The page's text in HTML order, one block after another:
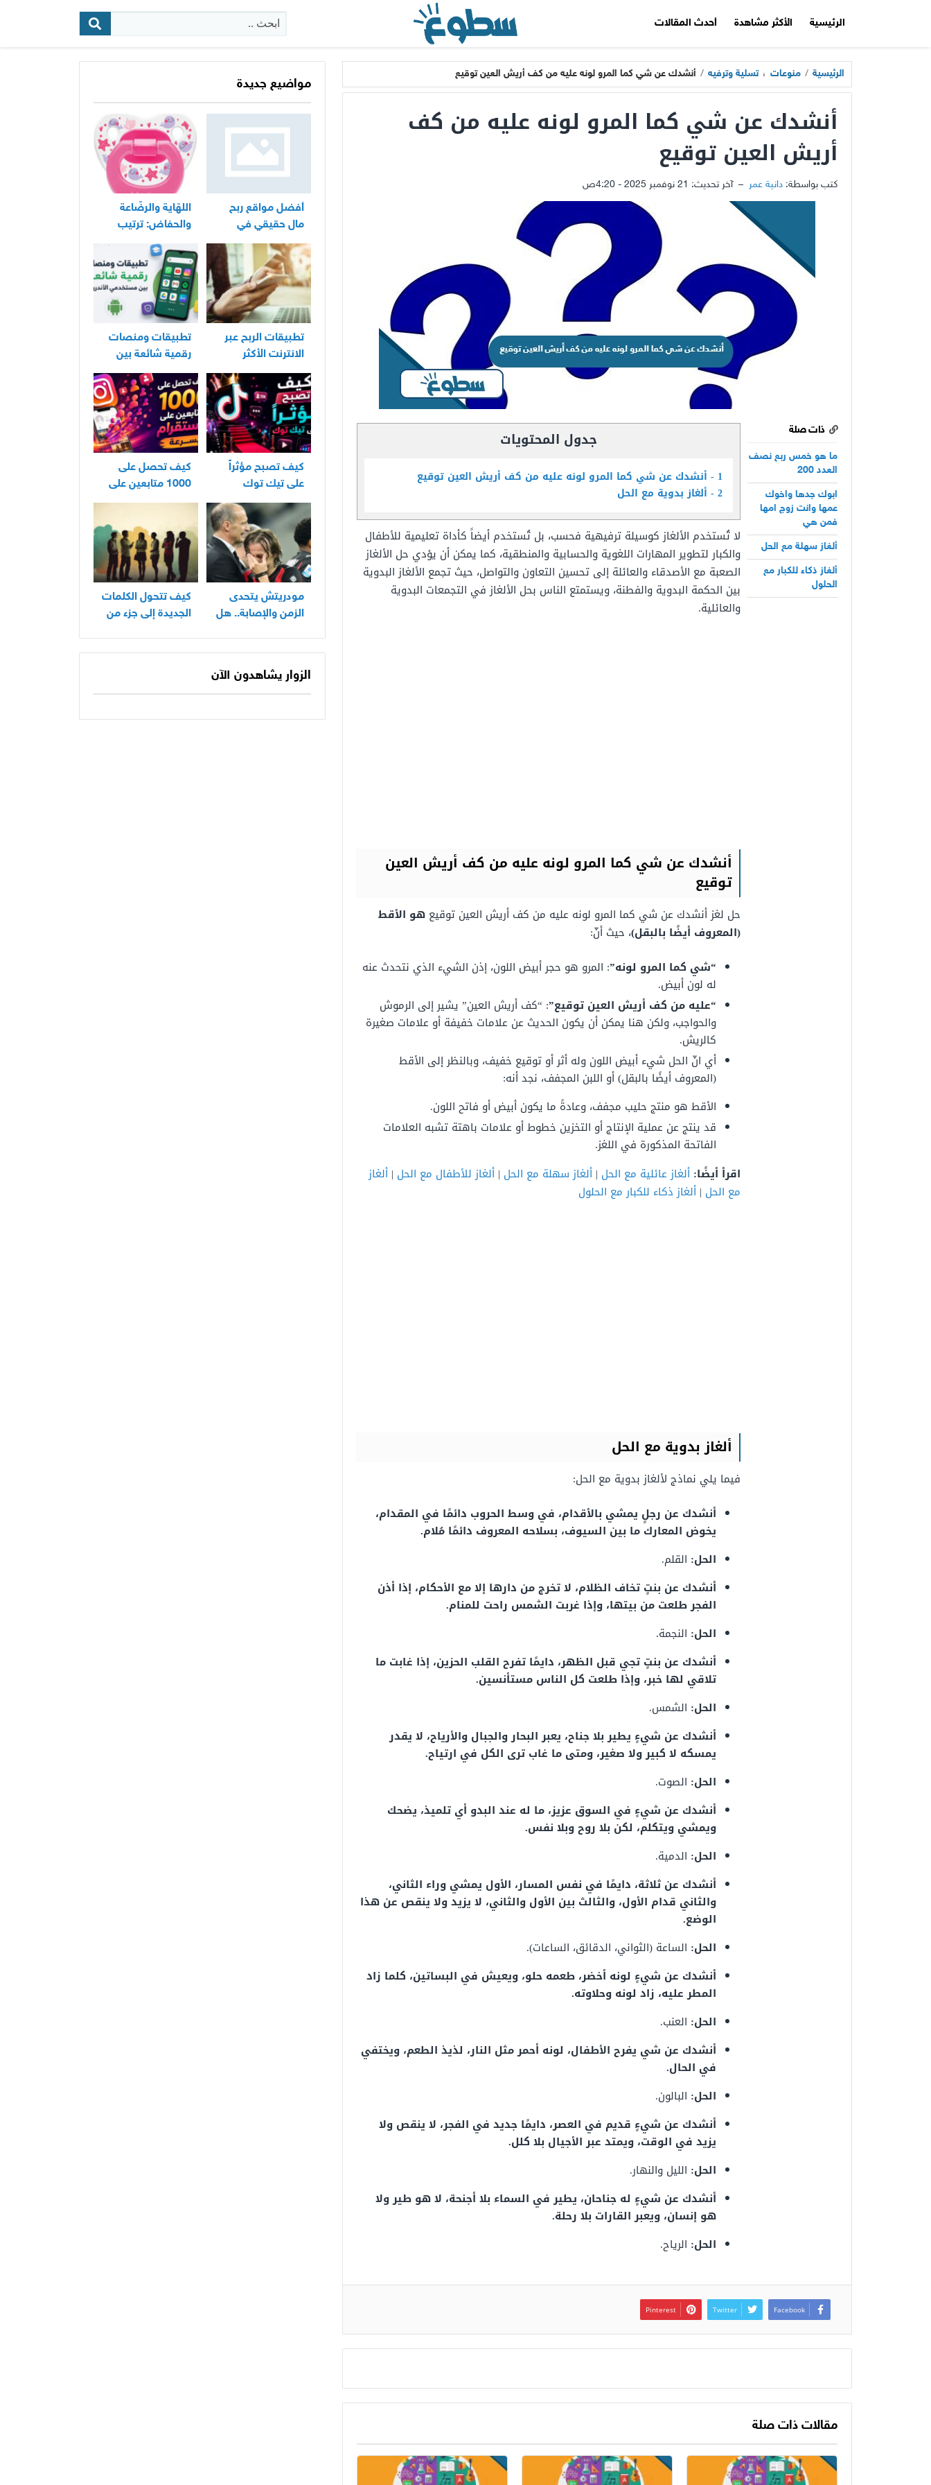
الرئيسية الأكثر مشاهدة أحدث المقالات
البحث:
الرئيسية / منوعات ، تسلية وترفيه / أنشدك عن شي كما المرو لونه عليه من كف أريش العين توقيع
أنشدك عن شي كما المرو لونه عليه من كف
أريش العين توقيع
كتب بواسطة: دانية عمر – آخر تحديث: 21 نوفمبر 2025 - 4:20ص
ذات صلة
ما هو خمس ربع نصف
العدد 200
ابوك جدها واخوك
عمها وانت زوج امها
فمن هي
ألغاز سهلة مع الحل
ألغاز ذكاء للكبار مع
الحلول
جدول المحتويات
1
أنشدك عن شي كما المرو لونه عليه من كف أريش العين توقيع
2 ألغاز بدوية مع الحل
لاتُستخدم الألغازكوسيلة ترفيهية فحسب، بل تُستخدم أيضاً كأداة تعليمية للأطفال
والكبار لتطويرالمهارات اللغوية والحسابية والمنطقية، كما يمكن أن يؤدي حل الألغاز
الصعبة مع الأصدقاء والعائلة إلى تحسين التعاون والتواصل، حيث تجمع الألغاز البدوية
بين الحكمة البدوية والفطنة، ويستمتع الناس بحل الألغازفي التجمعات البدوية
والعائلية.
أنشدك عن شي كما المرو لونه عليه من كف أريش العين
توقيع
حل لغز أنشدك عن شي كما المرو لونه عليه من كف أريش العين توقيع هو الأقط
(المعروف أيضًا بالبقل)، حيث أنّ:
“شي كما المرو لونه”: المرو هو حجر أبيض اللون، إذن الشيء الذي نتحدث عنه
له لون أبيض.
“عليه من كف أريش العين توقيع”: “كف أريش العين” يشير إلى الرموش
والحواجب، ولكن هنا يمكن أن يكون الحديث عن علامات خفيفة أو علامات صغيرة
كالريش.
أي انّ الحل شيء أبيض اللون وله أثر أو توقيع خفيف، وبالنظر إلى الأقط
(المعروف أيضًا بالبقل) أو اللبن المجفف، نجد أنه:
الأقط هو منتج حليب مجفف، وعادةً ما يكون أبيض أو فاتح اللون.
قد ينتج عن عملية الإنتاجأو التخزين خطوطأو علامات باهتة تشبه العلامات
الفاتحة المذكورة في اللغز.
اقرأ أيضًا: ألغاز عائلية مع الحل | ألغاز سهلة مع الحل | ألغاز للأطفال مع الحل | ألغاز
مع الحل | ألغاز ذكاء للكبار مع الحلول
ألغاز بدوية مع الحل
فيما يلي نماذج لألغاز بدوية مع الحل:
أنشدك عن رجلٍ يمشي بالأقدام، في وسط الحروب دائمًا في المقدام،
يخوض المعارك ما بين السيوف، بسلاحه المعروف دائمًا مُلام.
الحل: القلم.
أنشدك عن بنتٍ تخاف الظلام، لا تخرج من دارها إلا مع الأحكام، إذا أذن
الفجر طلعت من بيتها، وإذا غربت الشمس راحت للمنام.
الحل: النجمة.
أنشدك عن بنتٍ تجي قبل الظهر، دايمًا تفرح القلب الحزين، إذا غابت ما
تلاقي لها خبر، وإذا طلعت كل الناس مستأنسين.
الحل: الشمس.
أنشدك عن شيءٍ يطير بلا جناح، يعبر البحار والجبال والأرياح، لا يقدر
يمسكه لا كبير ولا صغير، ومتى ما غاب ترى الكل في ارتياح.
الحل: الصوت.
أنشدك عن شيءٍ في السوق عزيز، ما له عند البدو أي تلميذ، يضحك
ويمشي ويتكلم، لكن بلا روح وبلا نفس.
الحل: الدمية.
أنشدك عن ثلاثة، دايمًا في نفس المسار، الأول يمشي وراء الثاني،
والثاني قدام الأول، والثالث بين الأول والثاني، لا يزيد ولا ينقص عن هذا
الوضع.
الحل: الساعة (الثواني، الدقائق، الساعات).
أنشدك عن شيءٍ لونه أخضر، طعمه حلو، ويعيش في البساتين، كلما زاد
المطر عليه، زاد لونه وحلاوته.
الحل: العنب.
أنشدك عن شي يفرح الأطفال، لونه أحمر مثل النار، لذيذ الطعم، ويختفي
في الحال.
الحل: البالون.
أنشدك عن شيءٍ قديم في العصر، دايمًا جديد في الفجر، لا ينقص ولا
يزيد في الوقت، ويمتد عبر الأجيال بلا كلل.
الحل: الليل والنهار.
أنشدك عن شيءٍ له جناحان، يطير في السماء بلا أجنحة، لا هو طير ولا
هو إنسان، ويعبر القارات بلا رحلة.
الحل: الرياح.
Facebook
Twitter
Pinterest
مقالات ذات صلة
مواضيع جديدة
أفضل مواقع ربح
مال حقيقي في
المغرب
اللهّاية والرضّاعة
والحفاض: ترتيب
عملي لأساسيات
العناية اليومية
بالرضيع
تطبيقات الربح عبر
الانترنت الأكثر
استخدامًا في العراق
تطبيقات ومنصات
رقمية شائعة بين
مستخدمي الأندرويد
كيف تصبح مؤثراً
على تيك توك
كيف تحصل على
1000 متابعين على
انستقرام بسرعة
مودريتش يتحدى
الزمن والإصابة.. هل
كيف تتحول الكلمات
الجديدة إلى جزء من
الزوار يشاهدون الآن